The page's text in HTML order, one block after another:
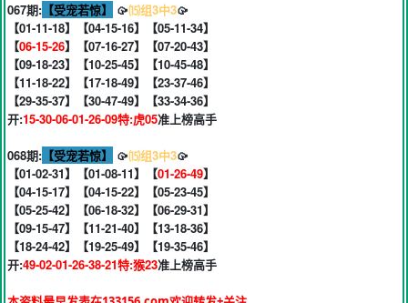
067期: 【受宠若惊】 🥠⒂组3中3🥠
【01-11-18】【04-15-16】【05-11-34】
【06-15-26】【07-16-27】【07-20-43】
【09-18-23】【10-25-45】【10-45-48】
【11-18-22】【17-18-49】【23-37-46】
【29-35-37】【30-47-49】【33-34-36】
开:15-30-06-01-26-09特:虎05准上榜高手
068期: 【受宠若惊】 🥠⒂组3中3🥠
【01-02-31】【01-08-11】【01-26-49】
【04-15-17】【04-15-22】【05-23-45】
【05-25-42】【06-18-32】【06-29-31】
【09-15-47】【11-21-40】【13-18-36】
【18-24-42】【19-25-49】【19-35-46】
开:49-02-01-26-38-21特:猴23准上榜高手